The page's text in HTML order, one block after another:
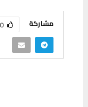
مشاركة 0